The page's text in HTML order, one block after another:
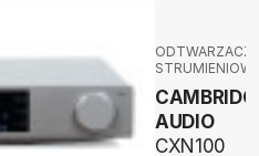
ODTWARZACZE
AUDIO
CXN100